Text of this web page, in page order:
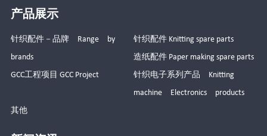
产品展示
针织配件－品牌 Range by
brands
针织配件 Knitting spare parts
造纸配件 Paper making spare parts
GCC工程项目 GCC Project
针织电子系列产品 Knitting
machine Electronics products
其他